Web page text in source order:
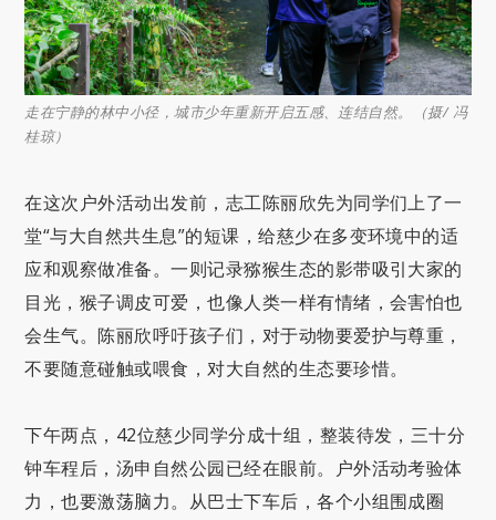
走在宁静的林中小径，城市少年重新开启五感、连结自然。（摄/ 冯
桂琼）
在这次户外活动出发前，志工陈丽欣先为同学们上了一
堂“与大自然共生息”的短课，给慈少在多变环境中的适
应和观察做准备。一则记录猕猴生态的影带吸引大家的
目光，猴子调皮可爱，也像人类一样有情绪，会害怕也
会生气。陈丽欣呼吁孩子们，对于动物要爱护与尊重，
不要随意碰触或喂食，对大自然的生态要珍惜。
下午两点，42位慈少同学分成十组，整装待发，三十分
钟车程后，汤申自然公园已经在眼前。户外活动考验体
力，也要激荡脑力。从巴士下车后，各个小组围成圈